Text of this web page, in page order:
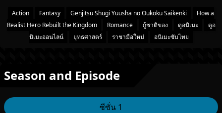
Action Fantasy Genjitsu Shugi Yuusha no Oukoku Saikenki
How a
Realist Hero Rebuilt the Kingdom
Romance กู้ชาติของ ดูอนิเมะ
ดูอ
นิเมะออนไลน์
ยุทธศาสตร์ ราชามือใหม่ อนิเมะซับไทย
Season and Episode
ซีซั่น 1